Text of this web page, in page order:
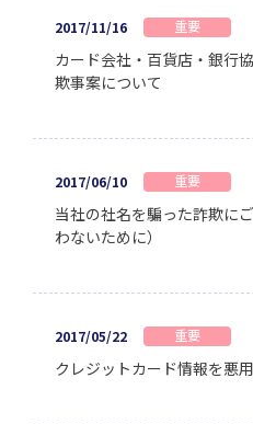
2017/11/16 重要
カード会社・百貨店・銀行
欺事案について
2017/06/10 重要
当社の社名を騙った詐欺に
わないために）
2017/05/22 重要
クレジットカード情報を悪